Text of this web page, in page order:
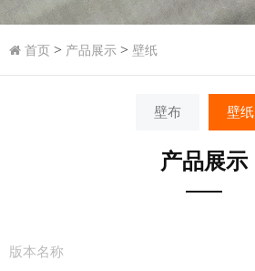
首页 > 产品展示 > 壁纸
壁布 壁纸
产品展示
版本名称